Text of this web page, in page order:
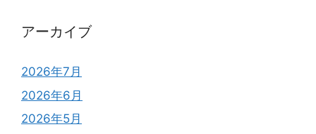
アーカイブ
2026年7月
2026年6月
2026年5月